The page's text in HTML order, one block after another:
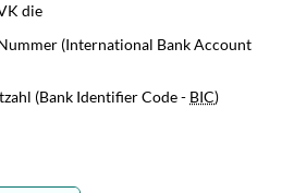
die
(International Bank Account
(Bank Identifier Code - BIC)